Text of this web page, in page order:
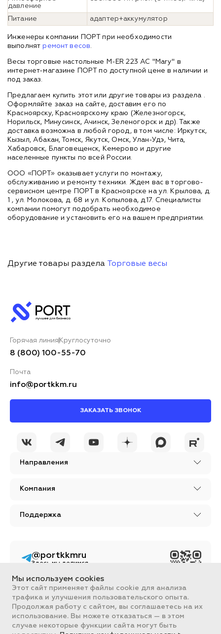
давление
Питание адаптер+аккумулятор
Инженеры компании ПОРТ при необходимости
выполнят ремонт весов.
Весы торговые настольные M-ER 223 AC "Mary" в
интернет-магазине ПОРТ по доступной цене в наличии и
под заказ.
Предлагаем купить этот или другие товары из раздела .
Оформляйте заказ на сайте, доставим его по
Красноярску, Красноярскому краю (Железногорск,
Норильск, Минусинск, Ачинск, Зеленогорск и др). Также
доставка возможна в любой город, в том числе: Иркутск,
Кызыл, Абакан, Томск, Якутск, Омск, Улан-Удэ, Чита,
Хабаровск, Благовещенск, Кемерово и другие
населенные пункты по всей России.
ООО «ПОРТ» оказывает услуги по монтажу,
обслуживанию и ремонту техники. Ждем вас в торгово-
сервисном центре ПОРТ в Красноярске на ул. Крылова, д.
1 , ул. Молокова, д. 68 и ул. Копылова, д.17. Специалисты
компании помогут подобрать необходимое
оборудование и установить его на вашем предприятии.
Другие товары раздела Торговые весы
Направления
Компания
Поддержка
Горячая линия Круглосуточно
8 (800) 100-55-70
Почта
info@portkkm.ru
ЗАКАЗАТЬ ЗВОНОК
Вся информация, размещенная на сайте, носит ознакомительный
характер и не является публичной офертой, определяемой
положениями Статьи 437 ГК РФ.
Все цены на сайте указаны с НДС. ООО "ПОРТ" ИНН 2461018892,
@portkkmru
Здесь мы делимся
и познавательным
контентом из мира
бизнеса
Мы используем cookies
Этот сайт применяет файлы cookie для анализа
трафика и улучшения пользовательского опыта.
Продолжая работу с сайтом, вы соглашаетесь на их
использование. Вы можете отказаться — в этом
случае некоторые функции сайта могут быть